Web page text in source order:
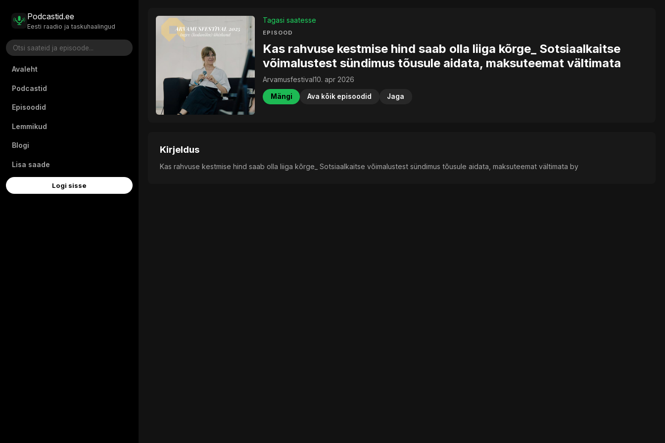
Podcastid.ee
Eesti raadio ja taskuhaalingud
Avaleht
Podcastid
Episoodid
Lemmikud
Blogi
Lisa saade
Logi sisse
Tagasi saatesse
EPISOOD
Kas rahvuse kestmise hind saab olla liiga kõrge_ Sotsiaalkaitse
võimalustest sündimus tõusule aidata, maksuteemat vältimata
Arvamusfestival10. apr 2026
Mängi Ava kõik episoodid Jaga
Kirjeldus
Kas rahvuse kestmise hind saab olla liiga kõrge_ Sotsiaalkaitse võimalustest sündimus tõusule aidata, maksuteemat vältimata by